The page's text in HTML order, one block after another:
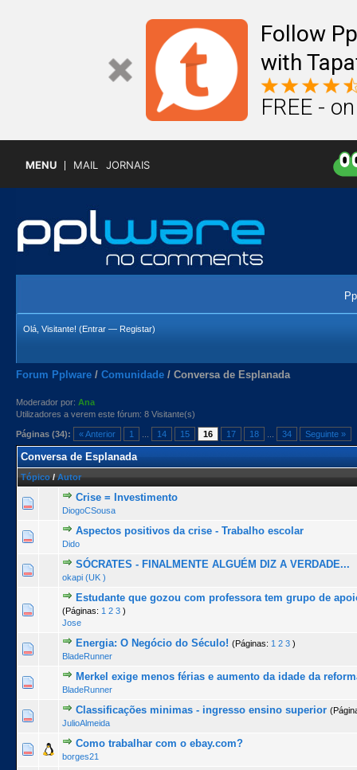
Follow
with
FREE -
MENU MAIL JORNAIS
Olá, Visitante! (Entrar — Registar)
Forum Pplware / Comunidade / Conversa de Esplanada
Moderador por: Ana
Utilizadores a verem este fórum: 8 Visitante(s)
Páginas (34): « Anterior 1 14 15 16 17 18 34 Seguinte »
Conversa de Esplanada
Tópico/Autor
Crise = Investimento
DiogoCSousa
0 Voto(s) - 0 de 5 na totalidade
123
Aspectos positivos da crise - Trabalho escolar
Dido
0 Voto(s) - 0 de 5 na totalidade
1234 5
SÓCRATES - FINALMENTE ALGUÉM DIZ A VERDADE...
okapi (UK )
0 Voto(s) - 0 de 5 na totalidade
12345
Estudante que gozou com professora tem grupo de
(Páginas: 1 2 3 )
Jose
0 Voto(s) - 0 de 5 na totalidade
Energia: O Negócio do Século! (Páginas: 1 2 3 )
BladeRunner
0 Voto(s) - 0 de 5 na totalidade
12 34 5
Merkel exige menos férias e aumento da idade da
BladeRunner
0 Voto(s) - 0 de 5 na totalidade
12 345
Classificações minimas - ingresso ensino superior
JulioAlmeida
0 Voto(s) - 0 de 5 na totalidade
12345
Como trabalhar com o ebay.com?
borges21
0 Voto(s) - 0 de 5 na totalidade
1234 5